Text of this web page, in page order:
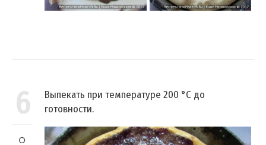
6
Выпекать при температуре 200 °C до
готовности.